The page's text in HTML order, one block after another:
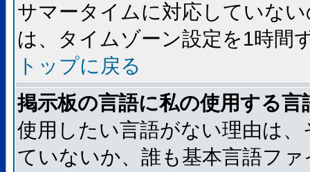
サマータイムに対応していな
は、タイムゾーン設定を1時間
トップに戻る
掲示板の言語に私の使用する
使用したい言語がない理由は
ていないか、誰も基本言語フ